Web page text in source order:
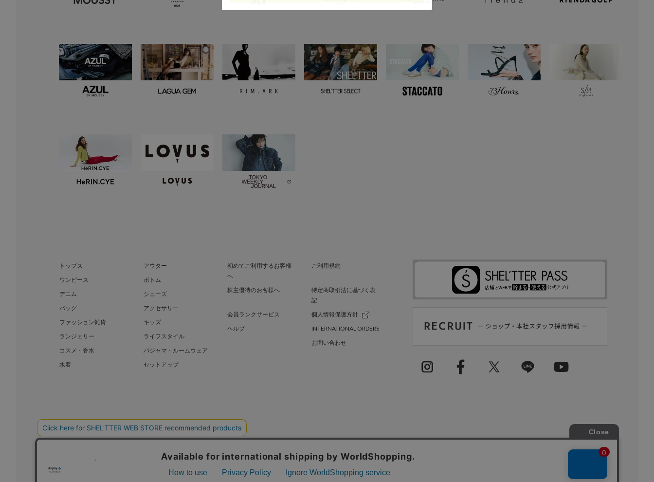
トップス
アウター
ワンピース
ボトム
デニム
シューズ
バッグ
アクセサリー
ファッション雑貨
キッズ
ランジェリー
ライフスタイル
コスメ・香水
パジャマ・ルームウェア
水着
セットアップ
初めてご利用するお客様
へ
ご利用規約
株主優待のお客様へ
特定商取引法に基づく表
記
会員ランクサービス
個人情報保護方針
ヘルプ
INTERNATIONAL ORDERS
お問い合わせ
BAROQUE JAPAN LIMITED SHEL’TTER GREEN 採用情報
COPYRIGHT © BAROQUE JAPAN LIMITED ALL RIGHTS RESERVED.